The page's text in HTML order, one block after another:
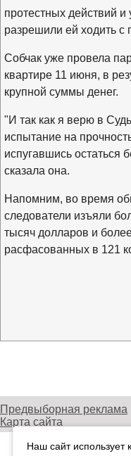
протестных действий
разрешили ей ходить
Собчак уже провела
квартире 11 июня, в
крупной суммы денег.
"И так как я верю в
испытание на
испугавшись остаться
сказала она.
Напомним, во время
следователи изъяли
тысяч долларов и
расфасованных в 121
Предвыборная реклама
Карта сайта
портал
Наш сайт использует